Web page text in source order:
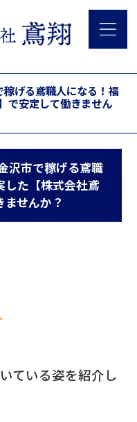
げる鳶職人になる！福
で安定して働きません
沢市で稼げる鳶職
した【株式会社鳶
せんか？
ている姿を紹介し